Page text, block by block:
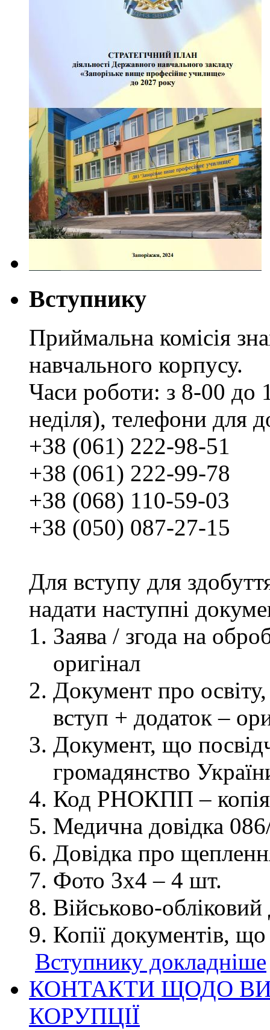
Вступнику
Приймальна комісія
навчального корпусу.
Часи роботи: з 8-00 до
неділя), телефони для
+38 (061) 222-98-51
+38 (061) 222-99-78
+38 (068) 110-59-03
+38 (050) 087-27-15
Для вступу для
надати наступні
Заява / згода на
оригінал
Документ про освіту,
вступ + додаток –
Документ, що
громадянство
Код РНОКПП – копія
Медична довідка
Довідка про
Фото 3х4 – 4 шт.
Військово-
Копії документів,
Вступнику докладніше
КОНТАКТИ ЩОДО
КОРУПЦІЇ